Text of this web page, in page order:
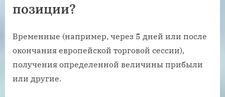
позиции?
Временные (например, через 5 дней или после
окончания европейской торговой сессии),
получения определенной величины прибыли
или другие.